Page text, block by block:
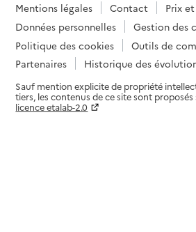
Mentions légales
Contact
Prix
Données personnelles
Gestion des
Politique des cookies
Outils de
Partenaires
Historique des
Sauf mention explicite de propriété
tiers, les contenus de ce site sont proposés
licence etalab-2.0